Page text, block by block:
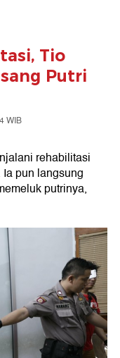
Tio
Putri
WIB
rehabilitasi
pun langsung
putrinya,